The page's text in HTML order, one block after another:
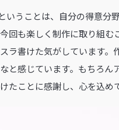
うことは、自分の得意分
回も楽しく制作に取り組
ラ書けた気がしています
と感じています。もちろ
たことに感謝し、心を込め